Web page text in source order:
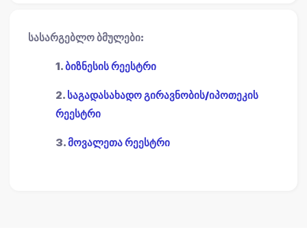
სასარგებლო ბმულები:
1.ბიზნესის რეესტრი
2. საგადასახადო გირავნობის/იპოთეკის
რეესტრი
3.მოვალეთა რეესტრი